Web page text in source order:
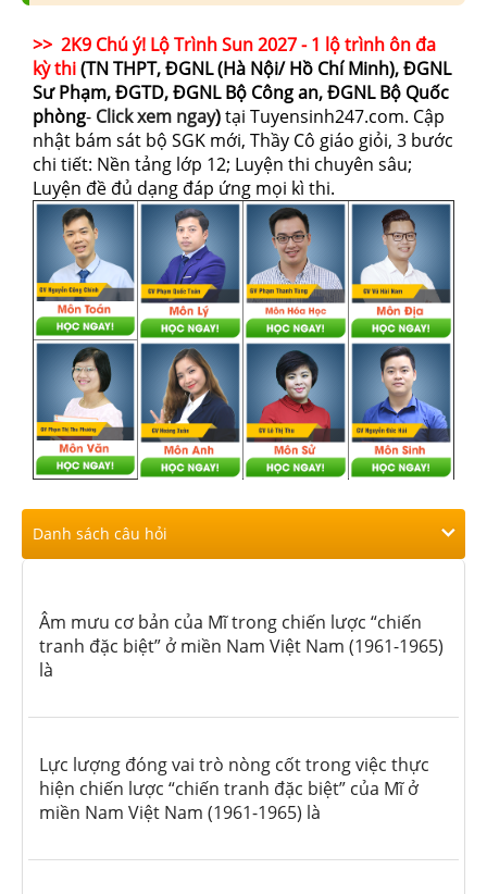
>> 2K9 Chú ý! Lộ Trình Sun 2027 - 1 lộ trình ôn đa
kỳ thi(TN THPT, ĐGNL (Hà Nội/ Hồ Chí Minh), ĐGNL
Sư Phạm, ĐGTD, ĐGNL Bộ Công an, ĐGNL Bộ Quốc
phòng- Click xem ngay)tại Tuyensinh247.com. Cập
nhật bám sát bộ SGK mới, Thầy Cô giáo giỏi, 3 bước
chi tiết: Nền tảng lớp 12; Luyện thi chuyên sâu;
Luyện đề đủ dạng đáp ứng mọi kì thi.
Danh sách câu hỏi
Âm mưu cơ bản của Mĩ trong chiến lược “chiến
tranh đặc biệt” ở miền Nam Việt Nam (1961-1965)
là
Lực lượng đóng vai trò nòng cốt trong việc thực
hiện chiến lược “chiến tranh đặc biệt” của Mĩ ở
miền Nam Việt Nam (1961-1965) là